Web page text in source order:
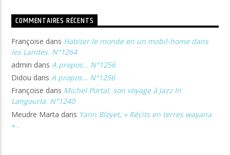
COMMENTAIRES RÉCENTS
Françoise dans Habiter le monde en un mobil-home dans
les Landes. N°1264
admin dansA propos… N°1256
Didou dansA propos… N°1256
Françoise dans Michel Portal, son voyage à Jazz In
Langourla. N°1240
Meudre Marta dans Yann Bloyet, « Récits en terres wayana
« .